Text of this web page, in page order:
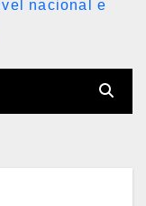
nacional e